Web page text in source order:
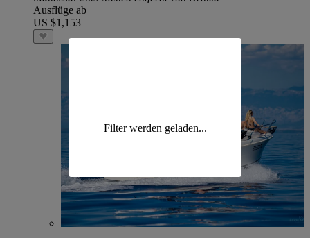
Ausflüge ab
US $1,153
Filter werden geladen...